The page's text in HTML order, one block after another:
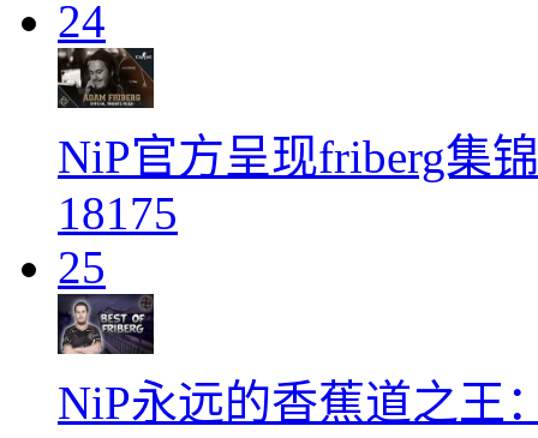
24
NiP官方呈现friberg集
18175
25
NiP永远的香蕉道之王